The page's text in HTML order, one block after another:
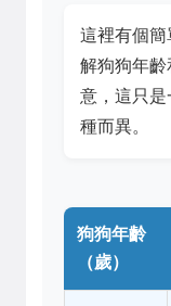
這裡有個簡
解狗狗年
意，這只
種而異。
狗狗年齡
（歲）